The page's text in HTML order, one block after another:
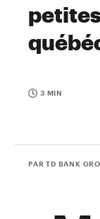
3 MIN
PAR TD BANK